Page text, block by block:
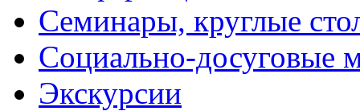
Семинары, круглые
Социально-досуговые
Экскурсии